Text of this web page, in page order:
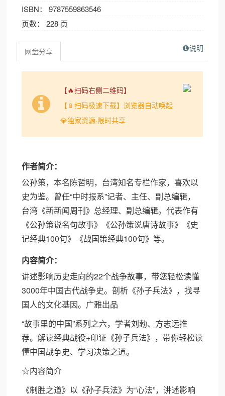
ISBN： 9787559863546
页数： 228 页
网盘分享 说明
【🔥扫码右侧二维码】
【📱扫码极速下载】浏览器自动唤起
💎独家资源·限时共享
作者简介：
公孙策，本名陈哲明，台湾知名专栏作家，喜欢以
史为鉴。曾任“中时报系”记者、主任、副总编辑，
台湾《新新闻周刊》总经理、副总编辑。代表作有
《公孙策说名句故事》《公孙策说唐诗故事》《史
记经典100句》《战国策经典100句》等。
内容简介：
讲述影响历史走向的22个战争故事，带您轻松读懂
3000年中国古代战争史。剖析《孙子兵法》，找寻
国人的文化基因。广雅出品
“故事里的中国”系列之六，学者刘勃、方志远推
荐。解读经典战役+印证《孙子兵法》，带你轻松读
懂中国战争史、学习决策之道。
☆内容简介
《制胜之道》以《孙子兵法》为“心法”，讲述影响